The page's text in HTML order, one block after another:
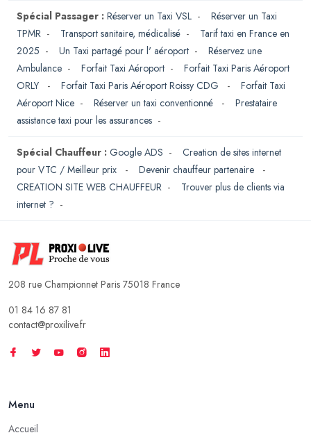
Spécial Passager : Réserver un Taxi VSL - Réserver un Taxi
TPMR - Transport sanitaire, médicalisé - Tarif taxi en France en
2025 - Un Taxi partagé pour l' aéroport - Réservez une
Ambulance - Forfait Taxi Aéroport - Forfait Taxi Paris Aéroport
ORLY
- Forfait Taxi Paris Aéroport Roissy CDG - Forfait Taxi
Aéroport Nice - Réserver un taxi conventionné - Prestataire
assistance taxi pour les assurances -
Spécial Chauffeur : Google ADS - Creation de sites internet
pour VTC / Meilleur prix
- Devenir chauffeur partenaire
-
CREATION SITE WEB CHAUFFEUR - Trouver plus de clients via
internet ? -
208 rue Championnet Paris 75018 France
01 84 16 87 81
contact@proxilive.fr
Menu
Accueil